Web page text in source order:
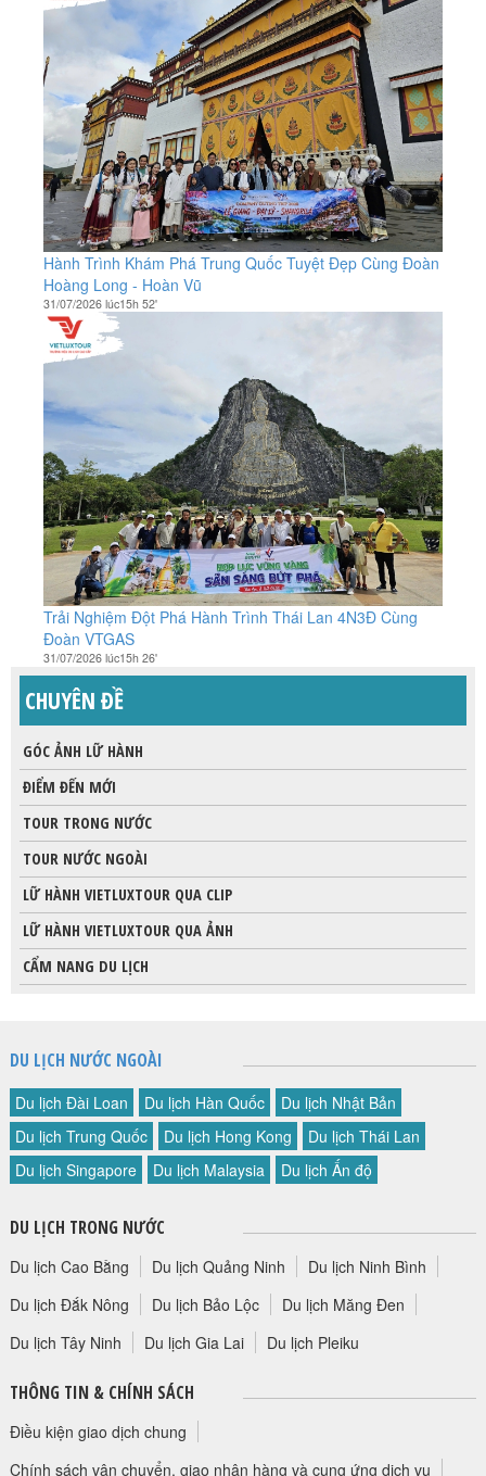
Hành Trình Khám Phá Trung Quốc Tuyệt Đẹp Cùng Đoàn
Hoàng Long - Hoàn Vũ
31/07/2026 lúc15h 52'
Trải Nghiệm Đột Phá Hành Trình Thái Lan 4N3Đ Cùng
Đoàn VTGAS
31/07/2026 lúc15h 26'
CHUYÊN ĐỀ
GÓC ẢNH LỮ HÀNH
ĐIỂM ĐẾN MỚI
TOUR TRONG NƯỚC
TOUR NƯỚC NGOÀI
LỮ HÀNH VIETLUXTOUR QUA CLIP
LỮ HÀNH VIETLUXTOUR QUA ẢNH
CẨM NANG DU LỊCH
DU LỊCH NƯỚC NGOÀI
Du lịch Đài Loan Du lịch Hàn Quốc
Du lịch Nhật Bản
Du lịch Trung Quốc
Du lịch Hong Kong
Du lịch Thái Lan
Du lịch Singapore
Du lịch Malaysia Du lịch Ấn độ
DU LỊCH TRONG NƯỚC
Du lịch Cao Bằng Du lịch Quảng Ninh
Du lịch Ninh Bình
Du lịch Đắk Nông
Du lịch Bảo Lộc
Du lịch Măng Đen
Du lịch Tây Ninh
Du lịch Gia Lai Du lịch Pleiku
THÔNG TIN & CHÍNH SÁCH
Điều kiện giao dịch chung
Chính sách vận chuyển, giao nhận hàng và cung ứng dịch vụ